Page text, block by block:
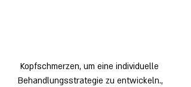
Behandlungsstrategie zu entwickeln.,